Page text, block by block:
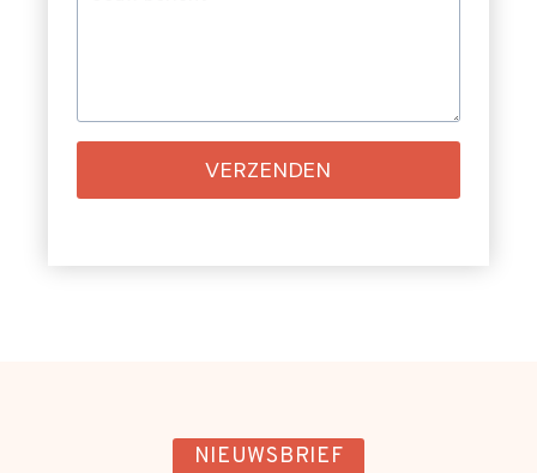
VERZENDEN
NIEUWSBRIEF